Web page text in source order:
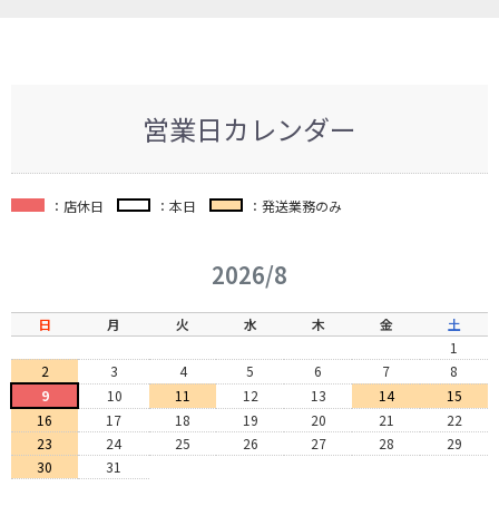
営業日カレンダー
：店休日 ：本日 ：発送業務のみ
2026/8
日 月 火 水 木 金
土
1
2
3 4 5 6 7
8
9
10 11 12 13 14
15
16
17 18 19 20 21
22
23
24 25 26 27 28
29
30
31